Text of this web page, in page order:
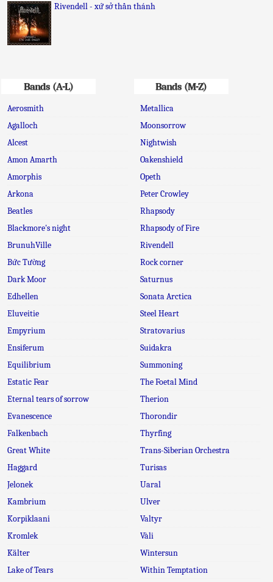
Rivendell - xứ sở thần thánh
Bands (A-L)
Aerosmith
Agalloch
Alcest
Amon Amarth
Amorphis
Arkona
Beatles
Blackmore's night
BrunuhVille
Bức Tường
Dark Moor
Edhellen
Eluveitie
Empyrium
Ensiferum
Equilibrium
Estatic Fear
Eternal tears of sorrow
Evanescence
Falkenbach
Great White
Haggard
Jelonek
Kambrium
Korpiklaani
Kromlek
Kälter
Lake of Tears
Bands (M-Z)
Metallica
Moonsorrow
Nightwish
Oakenshield
Opeth
Peter Crowley
Rhapsody
Rhapsody of Fire
Rivendell
Rock corner
Saturnus
Sonata Arctica
Steel Heart
Stratovarius
Suidakra
Summoning
The Foetal Mind
Therion
Thorondir
Thyrfing
Trans-Siberian Orchestra
Turisas
Uaral
Ulver
Valtyr
Vàli
Wintersun
Within Temptation